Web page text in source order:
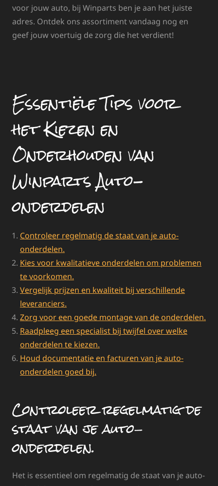
voor jouw auto, bij Winparts ben je aan het juiste
adres. Ontdek ons assortiment vandaag nog en
geef jouw voertuig de zorg die het verdient!
Essentiële Tips voor
het Kiezen en
Onderhouden van
Winparts Auto-
onderdelen
Controleer regelmatig de staat van je auto-
onderdelen.
Kies voor kwalitatieve onderdelen om problemen
te voorkomen.
Vergelijk prijzen en kwaliteit bij verschillende
leveranciers.
Zorg voor een goede montage van de onderdelen.
Raadpleeg een specialist bij twijfel over welke
onderdelen te kiezen.
Houd documentatie en facturen van je auto-
onderdelen goed bij.
Controleer regelmatig de
staat van je auto-
onderdelen.
Het is essentieel om regelmatig de staat van je auto-